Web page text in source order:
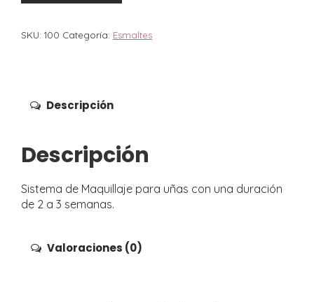
SKU: 100 Categoría: Esmaltes
Descripción
Descripción
Sistema de Maquillaje para uñas con una duración
de 2 a 3 semanas.
Valoraciones (0)